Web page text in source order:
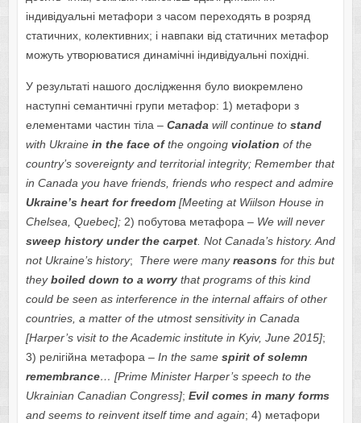
індивідуальні метафори з часом переходять в розряд
статичних, колективних; і навпаки від статичних метафор
можуть утворюватися динамічні індивідуальні похідні.
У результаті нашого дослідження було виокремлено
наступні семантичні групи метафор: 1) метафори з
елементами частин тіла – Canadawill continue to stand
with Ukraine in the face ofthe ongoing violation of the
country’s sovereignty and territorial integrity; Remember that
in Canada you have friends, friends who respect and admire
Ukraine’s heart for freedom [Meeting at Wiilson House in
Chelsea, Quebec];2) побутова метафора – We will never
sweep history under the carpet. Not Canada’s history. And
not Ukraine’s history; There were manyreasonsfor this but
theyboiled down to a worrythat programs of this kind
could be seen as interference in the internal affairs of other
countries, a matter of the utmost sensitivity in Canada
[Harper’s visit to the Academic institute in Kyiv, June 2015];
3) релігійна метафора – In the same spirit of solemn
remembrance… [Prime Minister Harper’s speech to the
Ukrainian Canadian Congress]; Evil comes in many forms
and seems to reinvent itself time and again; 4) метафори